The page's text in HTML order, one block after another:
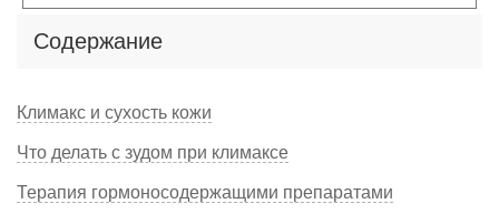
Содержание
Климакс и сухость кожи
Что делать с зудом при климаксе
Терапия гормоносодержащими препаратами